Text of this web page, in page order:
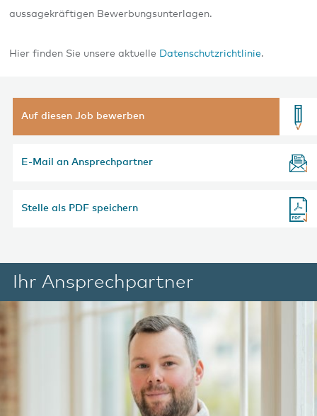
aussagekräftigen Bewerbungsunterlagen.
Hier finden Sie unsere aktuelle Datenschutzrichtlinie.
Auf diesen Job bewerben
E-Mail an Ansprechpartner
Stelle als PDF speichern
Ihr Ansprechpartner